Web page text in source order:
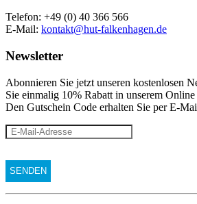
Telefon: +49 (0) 40 366 566
E-Mail: kontakt@hut-falkenhagen.de
Newsletter
Abonnieren Sie jetzt unseren kostenlosen
Sie einmalig 10% Rabatt in unserem Online
Den Gutschein Code erhalten Sie per E-